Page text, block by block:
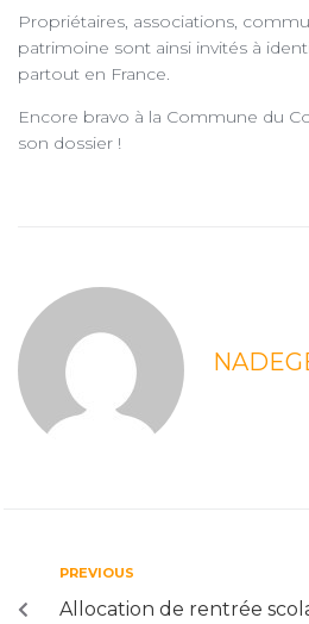
Propriétaires, associations,
patrimoine sont ainsi invités à
partout en France.
Encore bravo à la Commune du
son dossier !
PREVIOUS
Allocation de rentrée